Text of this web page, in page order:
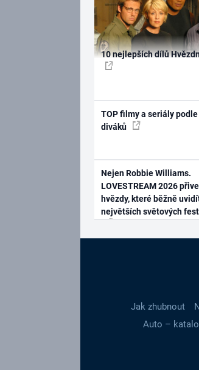
10 nejlepších dílů
TOP filmy a seriály
diváků
Nejen Robbie Williams.
LOVESTREAM 2026
hvězdy, které běžně
největších světových
Jak zhubnout
Auto –